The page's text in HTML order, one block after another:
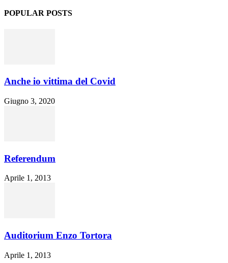
POPULAR POSTS
Anche io vittima del Covid
Giugno 3, 2020
Referendum
Aprile 1, 2013
Auditorium Enzo Tortora
Aprile 1, 2013